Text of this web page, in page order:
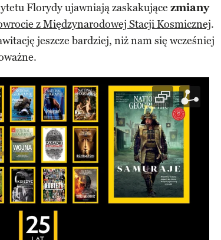
Florydy ujawniają zaskakujące zmiany
z Międzynarodowej Stacji Kosmicznej.
jeszcze bardziej, niż nam się wcześniej